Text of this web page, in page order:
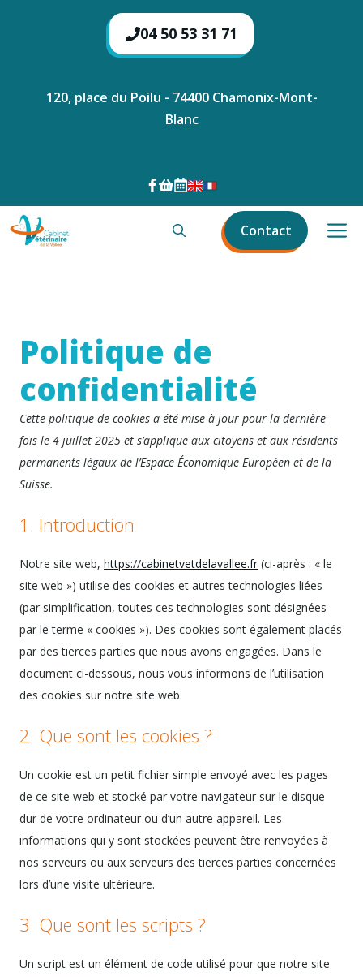
04 50 53 31 71
120, place du Poilu - 74400 Chamonix-Mont-
Blanc
Contact
Politique de
confidentialité
Cette politique de cookies a été mise à jour pour la dernière
fois le 4 juillet 2025 et s’applique aux citoyens et aux résidents
permanents légaux de l’Espace Économique Européen et de la
Suisse.
1. Introduction
Notre site web, https://cabinetvetdelavallee.fr (ci-après : « le
site web ») utilise des cookies et autres technologies liées
(par simplification, toutes ces technologies sont désignées
par le terme « cookies »). Des cookies sont également placés
par des tierces parties que nous avons engagées. Dans le
document ci-dessous, nous vous informons de l’utilisation
des cookies sur notre site web.
2. Que sont les cookies ?
Un cookie est un petit fichier simple envoyé avec les pages
de ce site web et stocké par votre navigateur sur le disque
dur de votre ordinateur ou d’un autre appareil. Les
informations qui y sont stockées peuvent être renvoyées à
nos serveurs ou aux serveurs des tierces parties concernées
lors d’une visite ultérieure.
3. Que sont les scripts ?
Un script est un élément de code utilisé pour que notre site